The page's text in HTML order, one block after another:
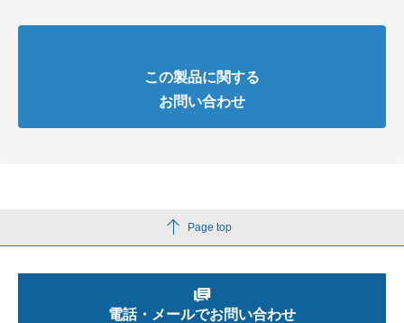
この製品に関する
お問い合わせ
Page top
電話・メールでお問い合わせ